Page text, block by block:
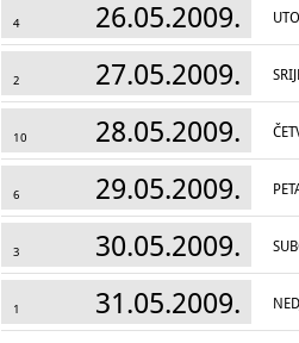
4 26.05.2009.
2 27.05.2009.
10 28.05.2009.
6 29.05.2009.
3 30.05.2009.
1 31.05.2009.